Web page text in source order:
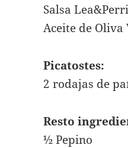
Salsa
Aceite de
Picatostes:
2 rodajas de
Resto
½ Pepino